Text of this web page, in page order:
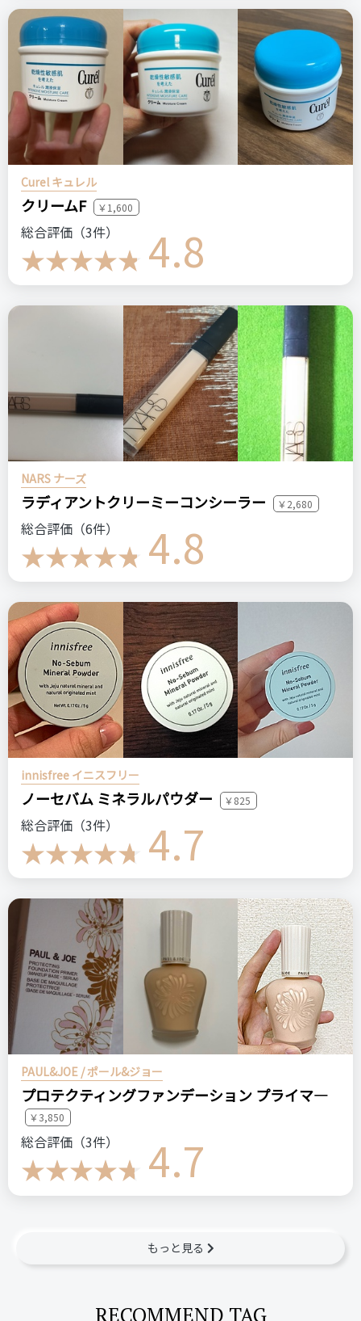
Curel キュレル
クリームF ￥1,600
総合評価（3件） 4.8
NARS ナーズ
ラディアントクリーミーコンシーラー ￥2,680
総合評価（6件） 4.8
innisfree イニスフリー
ノーセバム ミネラルパウダー ￥825
総合評価（3件） 4.7
PAUL&JOE / ポール&ジョー
プロテクティングファンデーション プライマ―
￥3,850
総合評価（3件） 4.7
もっと見る
RECOMMEND TAG